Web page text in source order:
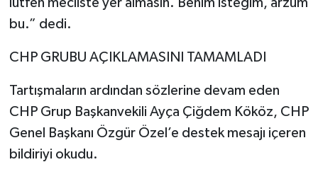
bu.” dedi.
CHP GRUBU AÇIKLAMASINI TAMAMLADI
Tartışmaların ardından sözlerine devam eden
CHP Grup Başkanvekili Ayça Çiğdem Kököz, CHP
Genel Başkanı Özgür Özel’e destek mesajı içeren
bildiriyi okudu.